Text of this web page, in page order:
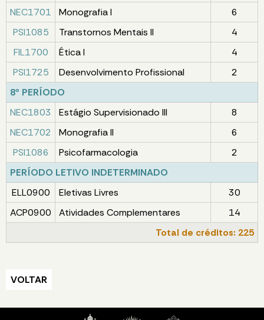
NEC1701
Monografia I
6
PSI1085
Transtornos Mentais II
4
FIL1700
Ética I
4
PSI1725
Desenvolvimento Profissional
2
8º PERÍODO
NEC1803
Estágio Supervisionado III
8
NEC1702
Monografia II
6
PSI1086
Psicofarmacologia
2
PERÍODO LETIVO INDETERMINADO
ELL0900
Eletivas Livres
30
ACP0900
Atividades Complementares
14
Total de créditos: 225
VOLTAR